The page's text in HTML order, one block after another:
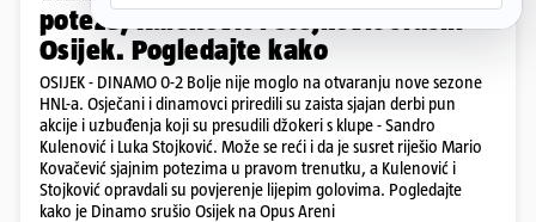
poteze, Kulenović i Stojković srušili
Osijek. Pogledajte kako
OSIJEK - DINAMO 0-2 Bolje nije moglo na otvaranju nove sezone
HNL-a. Osječani i dinamovci priredili su zaista sjajan derbi pun
akcije i uzbuđenja koji su presudili džokeri s klupe - Sandro
Kulenović i Luka Stojković. Može se reći i da je susret riješio Mario
Kovačević sjajnim potezima u pravom trenutku, a Kulenović i
Stojković opravdali su povjerenje lijepim golovima. Pogledajte
kako je Dinamo srušio Osijek na Opus Areni